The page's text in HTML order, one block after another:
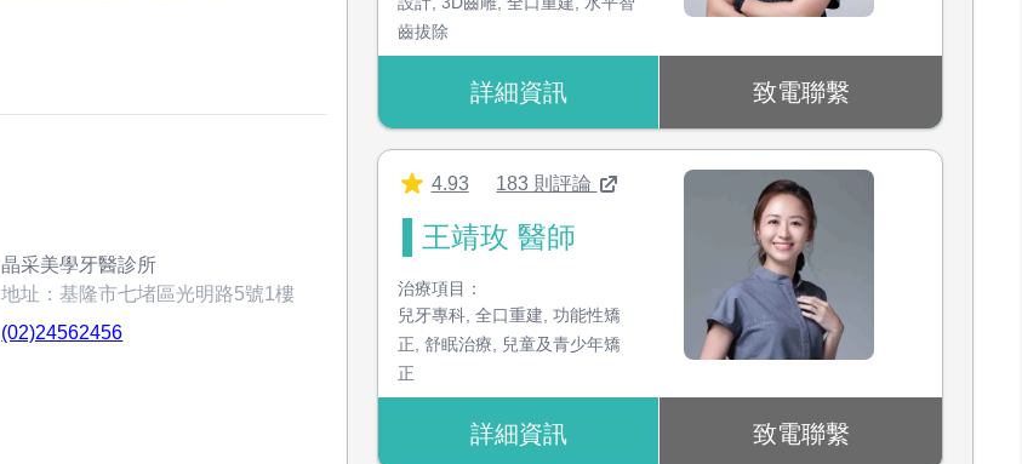
晶采美學牙醫診所
地址：基隆市七堵區光明路5號1樓
(02)24562456
齒拔除
詳細資訊 致電聯繫
4.93 183 則評論
王靖玫 醫師
治療項目：
兒牙專科, 全口重建, 功能性矯
正, 舒眠治療, 兒童及青少年矯
正
詳細資訊 致電聯繫